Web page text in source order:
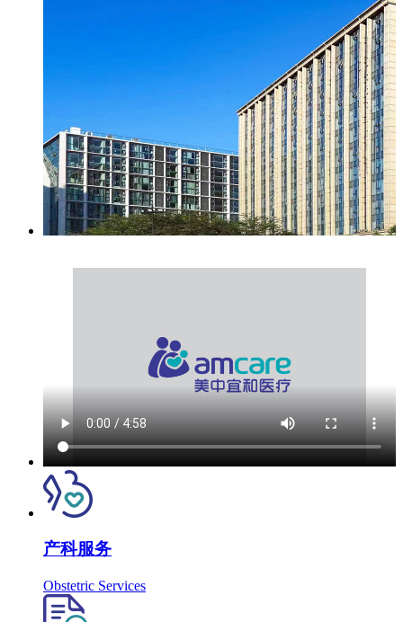
产科服务
Obstetric Services